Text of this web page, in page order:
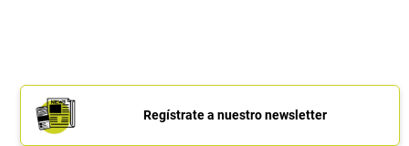
Regístrate a nuestro newsletter